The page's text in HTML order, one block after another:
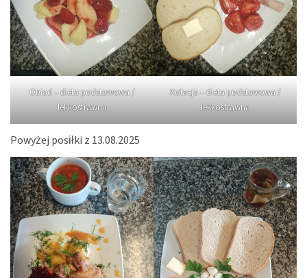
Obiad – dieta podstawowa /
lekkostrawna
Kolacja – dieta podstawowa /
lekkostrawna
Powyżej posiłki z 13.08.2025